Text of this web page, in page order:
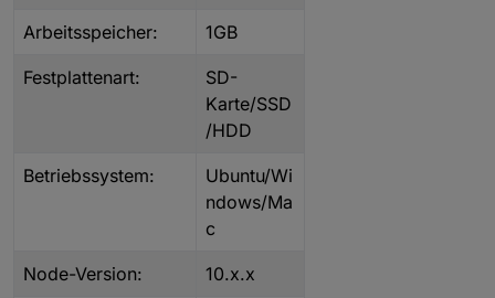
Arbeitsspeicher: 1GB
Festplattenart:
SD-
Karte/SSD
/HDD
Betriebssystem:
Ubuntu/Wi
ndows/Ma
c
Node-Version: 10.x.x